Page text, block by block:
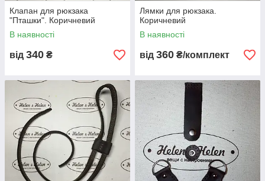
Клапан для рюкзака
"Пташки". Коричневий
В наявності
від 340 ₴
Лямки для рюкзака.
Коричневий
В наявності
від 360 ₴/комплект